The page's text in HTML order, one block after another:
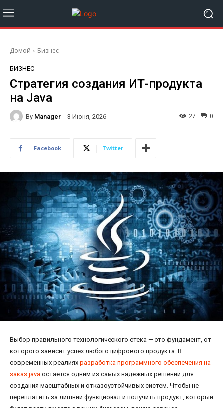
Домой Бизнес
БИЗНЕС
Стратегия создания ИТ-продукта
на Java
By Manager 3 Июня, 2026 0
27
Facebook Twitter
Выбор правильного технологического стека — это фундамент, от
которого зависит успех любого цифрового продукта. В
современных реалиях разработка программного обеспечения на
заказ java остается одним из самых надежных решений для
создания масштабных и отказоустойчивых систем. Чтобы не
переплатить за лишний функционал и получить продукт, который